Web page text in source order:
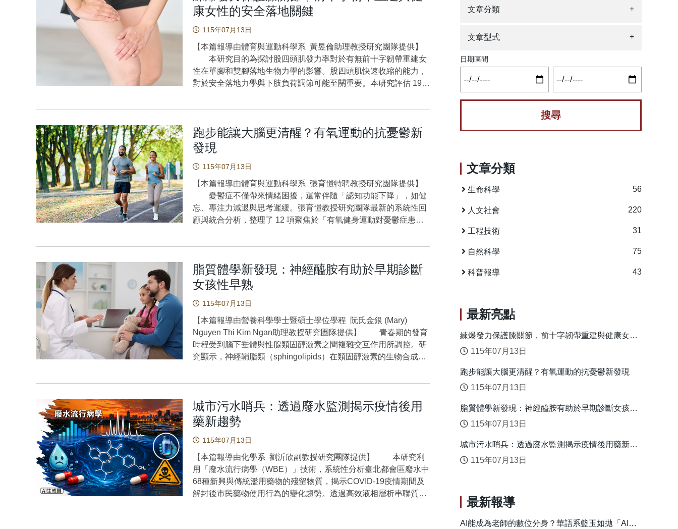
康女性的安全落地關鍵
115年07月13日
【本篇報導由體育與運動科學系 黃昱倫助理教授研究團隊提供】
本研究目的為探討股四頭肌發力率對於有無前⼗字韌帶重建女
性在單腳和雙腳落地生物力學的影響。股四頭肌快速收縮的能⼒，
對於安全落地⼒學與下肢負荷調節可能⾄關重要。本研究評估 19
及其交互作⽤是否能解釋落地⽣物⼒學。研究結果顯⽰，在單腳落
地時，受傷組女性在觸地瞬間時的膝關節屈曲⾓度⼤於對照組。不
分組別，更高的發⼒率皆與較⾼的峰值後向地⾯反作⽤⼒和前向脛
骨剪⼒相關。然而，在將峰值⼒發⽣時的膝關節屈曲⾓度納入共變
量進⾏控制後，此預測性消失。在雙腳落地時，發⼒率越⼤，⼿術
腳達到膝伸展⼒矩和後向地⾯反作⽤⼒峰值的時間越早，此關聯在
對照組未被觀察到。整體顯⽰，無論是否具有前⼗字韌帶損傷，擁
有更高股四頭肌爆發⼒的女性，在單腳落地時會採⽤增加膝關節屈
更安全的落地⽣物⼒學，降低初次和二次傷害風險。 本研究
旨在探討股四頭肌發⼒率對於有無前⼗字韌帶重建術後的女性，在
單腳與雙腳著地⽣物⼒學上的差異化影響。股四頭肌在與前⼗字韌
帶傷害相關的關鍵時間範圍內爆發性收縮的能⼒，也就是發⼒率所
的為探究股四頭肌的發⼒率對於有無前⼗字韌帶重建⼿術的女性，
在前⼗字韌帶傷害相關的⽮狀⾯落地⼒學上的影響。 本研究共
納入19名前⼗字韌帶重建術後與19名對照組女性的股四頭肌發⼒率
與落地⽣物⼒學。測驗內容包括股四頭肌的等長收縮，以及在雙腳
型，來確定組別、發⼒率及其交互作⽤，是否能夠解釋每⼀項落地
⽣物⼒學變量中變異。若峰值動⼒學變量可由發⼒率或其交互作⽤
所預測，則進一步將峰值力發生時之膝關節屈曲角度納入共變量進
行控制分析。 研究結果發現，不同著地任務下的股四頭肌發⼒
度⼤於對照組。不論組別，更⼤的發⼒率皆與更⾼的峰值後向地⾯
反作⽤⼒和前向脛骨剪⼒顯著相關。在將峰值⼒發⽣時的膝關節屈
曲⾓度納入共變量進⾏控制後，此預測性消失。此結果顯示，雖然
發⼒率⼤時峰值⼒量⾼，但同時也伴隨著更⼤的膝關節屈曲角度，
此動作策略可能減輕了前⼗字韌帶的受力負載。 在雙腳落地
跑步能讓大腦更清醒？有氧運動的抗憂鬱新
發現
115年07月13日
【本篇報導由體育與運動科學系 張育愷特聘教授研究團隊提供】
憂鬱症不僅帶來情緒困擾，還常伴隨「認知功能下降」，如健
忘、專注力減退與思考遲緩。張育愷教授研究團隊最新的系統性回
顧與統合分析，整理了 12 項聚焦於「有氧健身運動對憂鬱症患者
超過 45 分鐘、並持續進行 12 週。特別值得注意的是，對於住院患
者以及正在使用抗憂鬱藥物者，效果更為顯著。這些發現強調，有
氧健身運動不僅有助於改善情緒，也能成為憂鬱症治療的重要輔助
策略，而本研究成果亦為未來持續探索有氧運動的長期影響與大腦
作用機制奠定基礎。 為什麼憂鬱症會影響「大腦」？ 提到憂
鬱症，許多人會想到心情低落、失眠或提不起勁，但其實憂鬱症也
會影響大腦的認知功能與運作效率。許多患者常抱怨「記性變
差」、「腦袋打結」、「很難專心」。這些現象不僅讓日常生活更
究團隊透過系統性回顧與統合分析，整理了全球 12 項隨機對照實
驗，研究對象皆為確診的憂鬱症患者（共納入 945 名患者）。實驗
中，一部分人參與有氧健身運動（如跑步、快走、騎腳踏車），另
一部分人則進行伸展、放鬆，或維持原本生活，再比較兩組的認知
功能帶來小幅但顯著的正向效果。 記憶力與思考力受益最多：有
氧健身運動者在記憶測驗與解決問題的表現顯著優於未運動者。
黃金運動處方：每週 3 次、每次少於 45 分鐘、持續 12 週的有氧健
身運動，效果最佳。 改善最明顯的族群：住院患者以及同時服用
脂質體學新發現：神經醯胺有助於早期診斷
女孩性早熟
115年07月13日
【本篇報導由營養科學學士暨碩士學位學程 阮氏金銀 (Mary)
Nguyen Thi Kim Ngan助理教授研究團隊提供】 青春期的發育
時程受到腦下垂體與性腺類固醇激素之間複雜交互作用所調控。研
究顯示，神經鞘脂類（sphingolipids）在類固醇激素的生物合成過
樣本，包括22位健康對照組、29位周邊性早熟（Peripheral
Precocious Puberty, PPP）及61位中樞性性早熟（Central
Precocious Puberty, CPP）個案。研究團隊採用改良式Folch方法
進行脂質萃取，並利用非目標式超高效液相層析串聯質譜（UPLC-
MS/MS）進行脂質體分析。 研究結果發現，多種與神經鞘脂
類相關的代謝物，包括Cer(18:0/15:0)、Cer(18:1/16:0)與
Cer(18:1/26:0)，可作為區分CPP與健康對照組的候選生物標記，
其辨識模型具有極佳表現（AUC = 0.964）。此外，Cer(18:0/22:0)
城市污水哨兵：透過廢水監測揭示疫情後用
藥新趨勢
115年07月13日
【本篇報導由化學系 劉沂欣副教授研究團隊提供】 本研究利
用「廢水流行病學（WBE）」技術，系統性分析臺北都會區廢水中
68種新興與傳統濫用藥物的殘留物質，揭示COVID-19疫情期間及
解封後市民藥物使用行為的變化趨勢。透過高效液相層析串聯質譜
文章分類 +
文章型式 +
日期區間
文章分類
生命科學 56
人文社會 220
工程技術 31
自然科學 75
科普報導 43
最新亮點
練爆發力保護膝關節，前十字韌帶重建與健康女性
的安全落地關鍵
115年07月13日
跑步能讓大腦更清醒？有氧運動的抗憂鬱新發現
115年07月13日
脂質體學新發現：神經醯胺有助於早期診斷女孩性
早熟
115年07月13日
城市污水哨兵：透過廢水監測揭示疫情後用藥新趨
勢
115年07月13日
最新報導
AI能成為老師的數位分身？華語系籃玉如拋「AI教